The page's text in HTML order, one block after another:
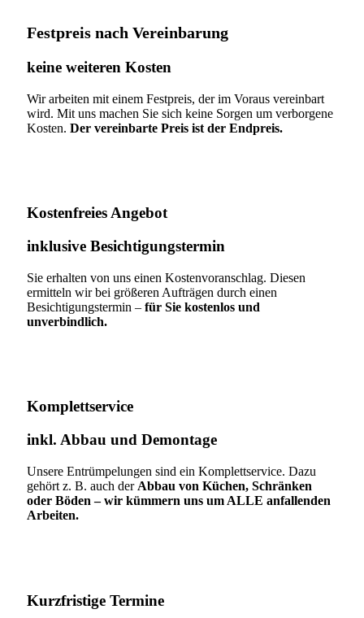
Festpreis nach Vereinbarung
keine weiteren Kosten
Wir arbeiten mit einem Festpreis, der im Voraus vereinbart
wird. Mit uns machen Sie sich keine Sorgen um verborgene
Kosten. Der vereinbarte Preis ist der Endpreis.
Kostenfreies Angebot
inklusive Besichtigungstermin
Sie erhalten von uns einen Kostenvoranschlag. Diesen
ermitteln wir bei größeren Aufträgen durch einen
Besichtigungstermin – für Sie kostenlos und
unverbindlich.
Komplettservice​
inkl. Abbau und Demontage​
Unsere Entrümpelungen sind ein Komplettservice. Dazu
gehört z. B. auch der Abbau von Küchen, Schränken
oder Böden – wir kümmern uns um ALLE anfallenden
Arbeiten.
Kurzfristige Termine​